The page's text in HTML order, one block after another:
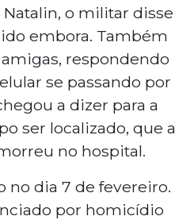
o militar disse
embora. Também
respondendo
se passando por
a dizer para a
ser localizado, que a
no hospital.
no dia 7 de fevereiro.
por homicídio